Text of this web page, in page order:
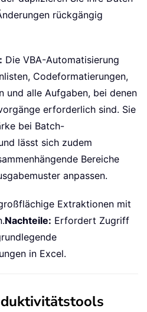
rückgängig
Die VBA-Automatisierung
Codeformatierungen,
und alle Aufgaben, bei denen
erforderlich sind. Sie
bei Batch-
lässt sich zudem
Bereiche
anpassen.
Extraktionen mit
Nachteile: Erfordert Zugriff
in Excel.